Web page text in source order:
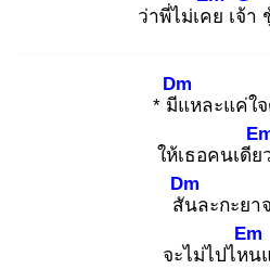
ว่าพี่ไม่เคย เจ้า
* มีแ
Dm
หละแค่ใ
ให้เธอคนเดีย
สัน
Dm
ละกะยา
จะไม่ไปไหน
Em